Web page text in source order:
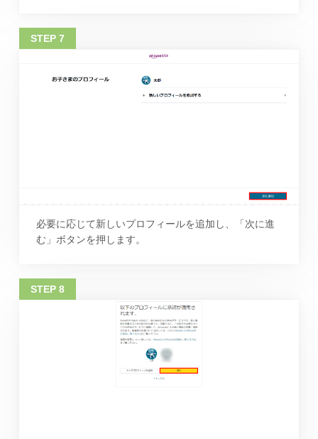
必要に応じて新しいプロフィールを追加し、「次に進
む」ボタンを押します。